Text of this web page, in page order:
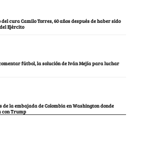
cura Camilo Torres, 60 años después de haber sido
Ejército
fútbol, la solución de Iván Mejía para luchar
de la embajada de Colombia en Washington donde
con Trump